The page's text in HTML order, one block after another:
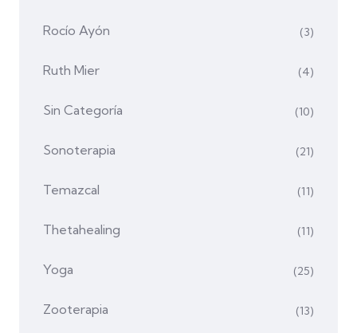
Rocío Ayón (3)
Ruth Mier (4)
Sin Categoría (10)
Sonoterapia (21)
Temazcal (11)
Thetahealing (11)
Yoga (25)
Zooterapia (13)